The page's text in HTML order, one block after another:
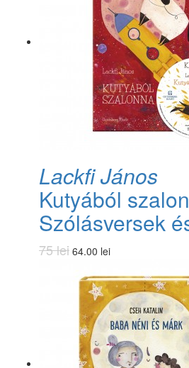
​Lackfi János
Kutyából
Szólásversek
75 lei 64.00 lei